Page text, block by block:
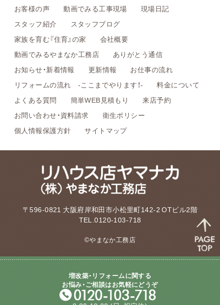
お客様の声
動画でみる工事現場
現場日記
スタッフ紹介
スタッフブログ
家族を育む『住育』の家
会社概要
動画でみるやまなか工務店
ありがとう通信
お知らせ・新着情報
更新情報
お仕事の流れ
リフォームの流れ -ここまでやります！-
料金について
よくある質問
簡単WEB見積もり
来店予約
お問い合わせ・資料請求
衛生ポリシー
個人情報保護方針
サイトマップ
〒596-0821 大阪府岸和田市小松里町142-2 OTビル2階
TEL.0120-103-718
©やまなか工務店
増改築・リフォームに関する
お悩み・ご相談はお気軽にどうぞ